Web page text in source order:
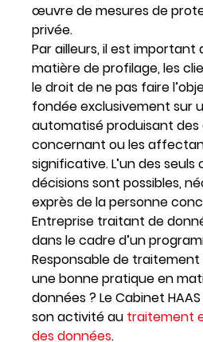
œuvre de mesures de
privée.
Par ailleurs, il est important
matière de profilage, les
le droit de ne pas faire
fondée exclusivement sur
automatisé produisant
concernant ou les
significative. L’un des
décisions sont possibles,
exprès de la personne
Entreprise traitant de
dans le cadre d’un
Responsable de traitement
une bonne pratique en
données ? Le Cabinet
son activité au traitement
des données.